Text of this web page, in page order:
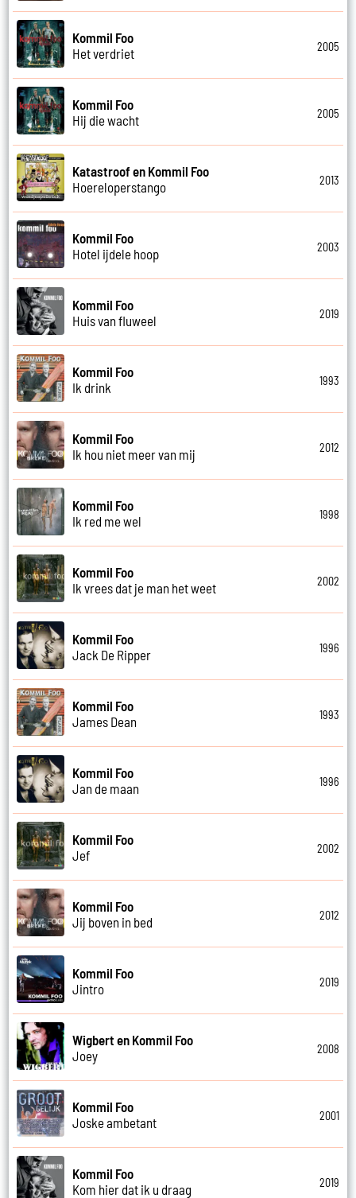
Kommil Foo
Het verdriet
2005
Kommil Foo
Hij die wacht
2005
Katastroof en Kommil Foo
Hoereloperstango
2013
Kommil Foo
Hotel ijdele hoop
2003
Kommil Foo
Huis van fluweel
2019
Kommil Foo
Ik drink
1993
Kommil Foo
Ik hou niet meer van mij
2012
Kommil Foo
Ik red me wel
1998
Kommil Foo
Ik vrees dat je man het weet
2002
Kommil Foo
Jack De Ripper
1996
Kommil Foo
James Dean
1993
Kommil Foo
Jan de maan
1996
Kommil Foo
Jef
2002
Kommil Foo
Jij boven in bed
2012
Kommil Foo
Jintro
2019
Wigbert en Kommil Foo
Joey
2008
Kommil Foo
Joske ambetant
2001
Kommil Foo
Kom hier dat ik u draag
2019